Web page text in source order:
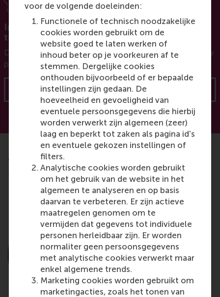
voor de volgende doeleinden:
Functionele of technisch noodzakelijke
cookies worden gebruikt om de
website goed te laten werken of
inhoud beter op je voorkeuren af te
stemmen. Dergelijke cookies
onthouden bijvoorbeeld of er bepaalde
instellingen zijn gedaan. De
hoeveelheid en gevoeligheid van
eventuele persoonsgegevens die hierbij
worden verwerkt zijn algemeen (zeer)
laag en beperkt tot zaken als pagina id's
en eventuele gekozen instellingen of
filters.
Analytische cookies worden gebruikt
om het gebruik van de website in het
algemeen te analyseren en op basis
daarvan te verbeteren. Er zijn actieve
maatregelen genomen om te
vermijden dat gegevens tot individuele
personen herleidbaar zijn. Er worden
normaliter geen persoonsgegevens
met analytische cookies verwerkt maar
enkel algemene trends.
Marketing cookies worden gebruikt om
marketingacties, zoals het tonen van
Interested in a programme for your entire
team?
Discover our options for customised and in-company
programmes tailor-made for your organisation.
Learn more
Jouw experts in dit vakgebied
Tijdens de Business Valuation Workshops leer je van
Eric Vermeulen.